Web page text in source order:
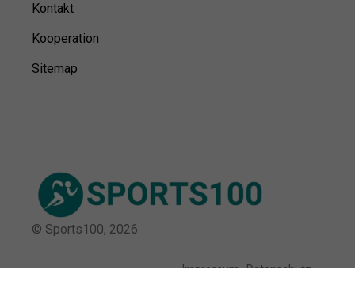
Kontakt
Kooperation
Sitemap
© Sports100, 2026
Impressum Datenschutz